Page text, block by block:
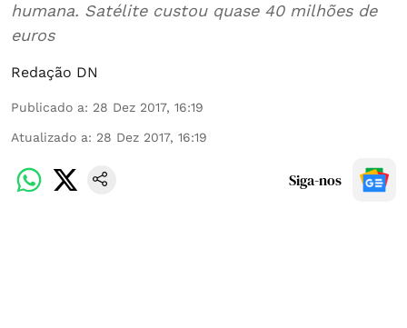
humana. Satélite custou quase 40 milhões de
euros
Redação DN
Publicado a: 28 Dez 2017, 16:19
Atualizado a: 28 Dez 2017, 16:19
Siga-nos